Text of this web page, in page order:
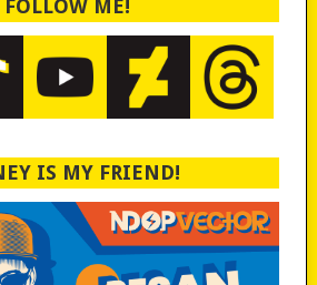
FOLLOW ME!
IS MY FRIEND!